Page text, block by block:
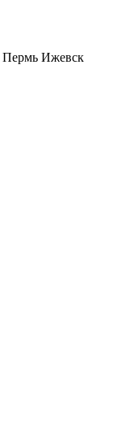
Пермь Ижевск